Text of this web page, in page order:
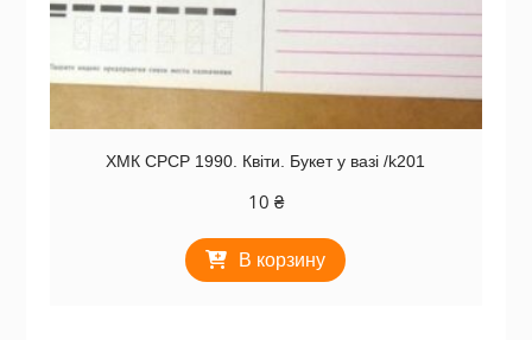
ХМК СРСР 1990. Квіти. Букет у вазі /k201
10 ₴
В корзину